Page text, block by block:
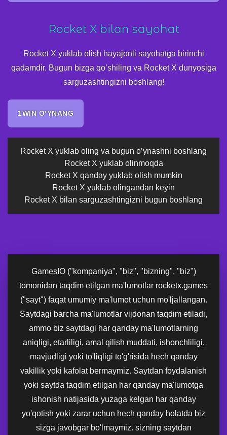
Rocket X bilan sayohat
Rocket X yuklab olish hayajonli sayohatga birinchi
qadamdir. Bugun bizga qo’shiling va Rocket X dunyosiga
sarguzashtingizni boshlang!
1WIN O’YNANG
Rocket X yuklab oling va bugun o’ynashni boshlang
Rocket X yuklab olinmoqda
Rocket X qanday yuklab olish mumkin
Rocket X yuklab olingandan keyin
Rocket X bilan sarguzashtingizni bugun boshlang
GamesIO ("kompaniya", "biz", "bizning", "biz")
tomonidan taqdim etilgan ma'lumotlar rocketx.games
("sayt") faqat umumiy ma'lumot uchun mo'ljallangan.
Saytdagi barcha ma'lumotlar vijdonan taqdim etiladi,
ammo biz saytdagi har qanday ma'lumotlarning
aniqligi, etarliligi, amal qilish muddati, ishonchliligi,
mavjudligi yoki to'liqligi to'g'risida hech qanday
vakillik yoki kafolat bermaymiz. Saytdan foydalanish
yoki saytda taqdim etilgan har qanday ma'lumotga
ishonish natijasida yuzaga kelgan har qanday
yo'qotish yoki zarar uchun hech qanday holatda biz
sizga javobgar bo'lmaymiz. sizning saytdan